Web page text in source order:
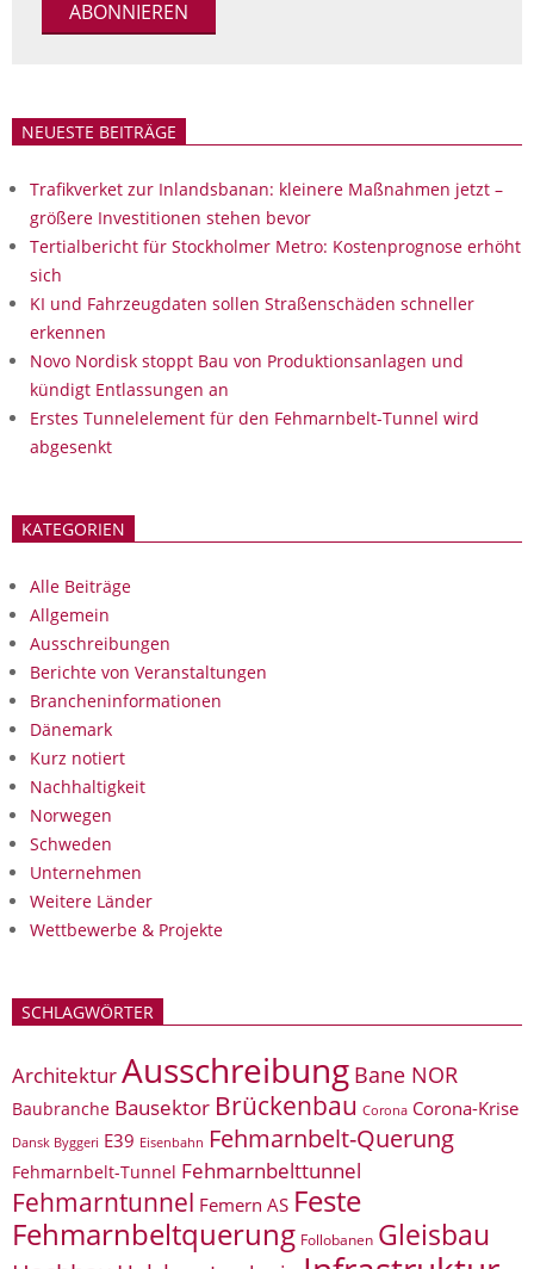
NEUESTE BEITRÄGE
Trafikverket zur Inlandsbanan: kleinere Maßnahmen jetzt –
größere Investitionen stehen bevor
Tertialbericht für Stockholmer Metro: Kostenprognose erhöht
sich
KI und Fahrzeugdaten sollen Straßenschäden schneller
erkennen
Novo Nordisk stoppt Bau von Produktionsanlagen und
kündigt Entlassungen an
Erstes Tunnelelement für den Fehmarnbelt-Tunnel wird
abgesenkt
KATEGORIEN
Alle Beiträge
Allgemein
Ausschreibungen
Berichte von Veranstaltungen
Brancheninformationen
Dänemark
Kurz notiert
Nachhaltigkeit
Norwegen
Schweden
Unternehmen
Weitere Länder
Wettbewerbe & Projekte
SCHLAGWÖRTER
ArchitekturAusschreibung Bane NOR
Baubranche Bausektor Brückenbau Corona Corona-Krise
Dansk Byggeri E39 Eisenbahn Fehmarnbelt-Querung
Fehmarnbelt-Tunnel Fehmarnbelttunnel
Fehmarntunnel Femern AS Feste
Fehmarnbeltquerung Follobanen Gleisbau